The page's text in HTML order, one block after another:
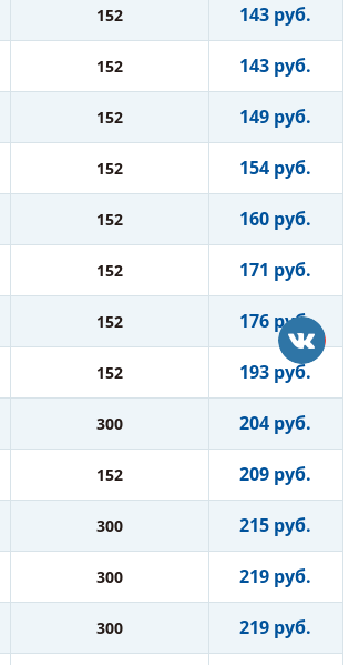
152 143 руб.
152 143 руб.
152 149 руб.
152 154 руб.
152 160 руб.
152 171 руб.
152 176 руб.
152 193 руб.
300 204 руб.
152 209 руб.
300 215 руб.
300 219 руб.
300 219 руб.